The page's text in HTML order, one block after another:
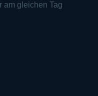
am gleichen Tag